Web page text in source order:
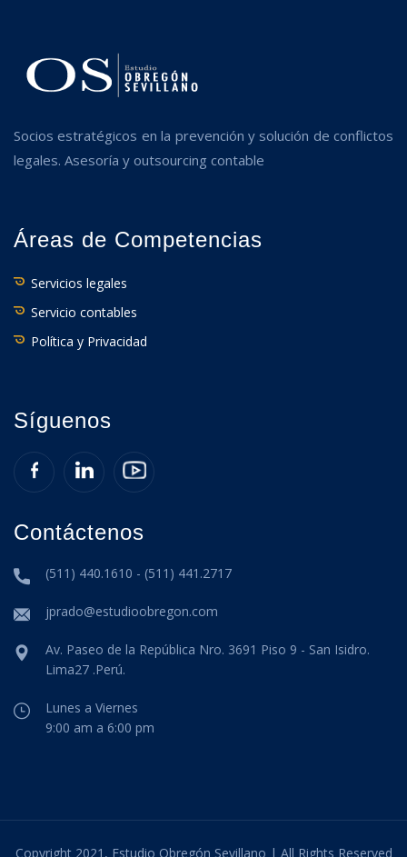
Socios estratégicos en la prevención y solución de conflictos
legales. Asesoría y outsourcing contable
Áreas de Competencias
Servicios legales
Servicio contables
Política y Privacidad
Síguenos
Contáctenos
(511) 440.1610 - (511) 441.2717
jprado@estudioobregon.com
Av. Paseo de la República Nro. 3691 Piso 9 - San Isidro.
Lima27 .Perú.
Lunes a Viernes
9:00 am a 6:00 pm
Copyright 2021, Estudio Obregón Sevillano | All Rights Reserved